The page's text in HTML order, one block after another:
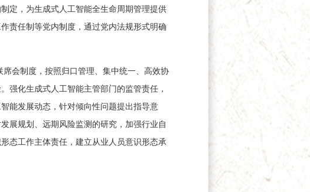
定，为生成式人工智能全生命周期管理提供
责任制等党内制度，通过党内法规形式明确
会制度，按照归口管理、集中统一、高效协
强化生成式人工智能主管部门的监管责任，
能发展动态，针对倾向性问题提出指导意
展规划、远期风险监测的研究，加强行业自
态工作主体责任，建立从业人员意识形态承